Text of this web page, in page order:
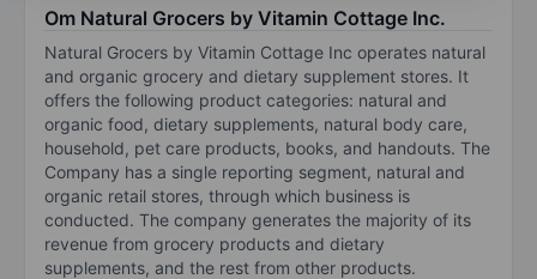
Om Natural Grocers by Vitamin Cottage Inc.
Natural Grocers by Vitamin Cottage Inc operates natural
and organic grocery and dietary supplement stores. It
offers the following product categories: natural and
organic food, dietary supplements, natural body care,
household, pet care products, books, and handouts. The
Company has a single reporting segment, natural and
organic retail stores, through which business is
conducted. The company generates the majority of its
revenue from grocery products and dietary
supplements, and the rest from other products.